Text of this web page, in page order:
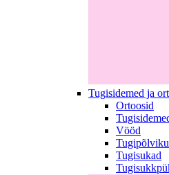
Tugisidemed ja
Ortoosid
Vööd
Tugisukad